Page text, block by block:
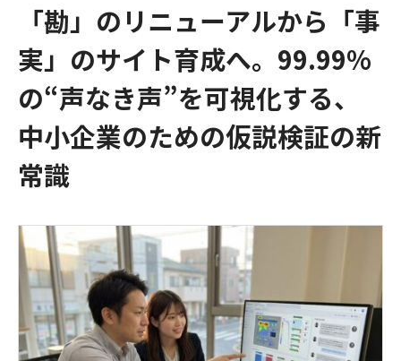
「勘」のリニューアルから「事
実」のサイト育成へ。99.99%
の“声なき声”を可視化する、
中小企業のための仮説検証の新
常識